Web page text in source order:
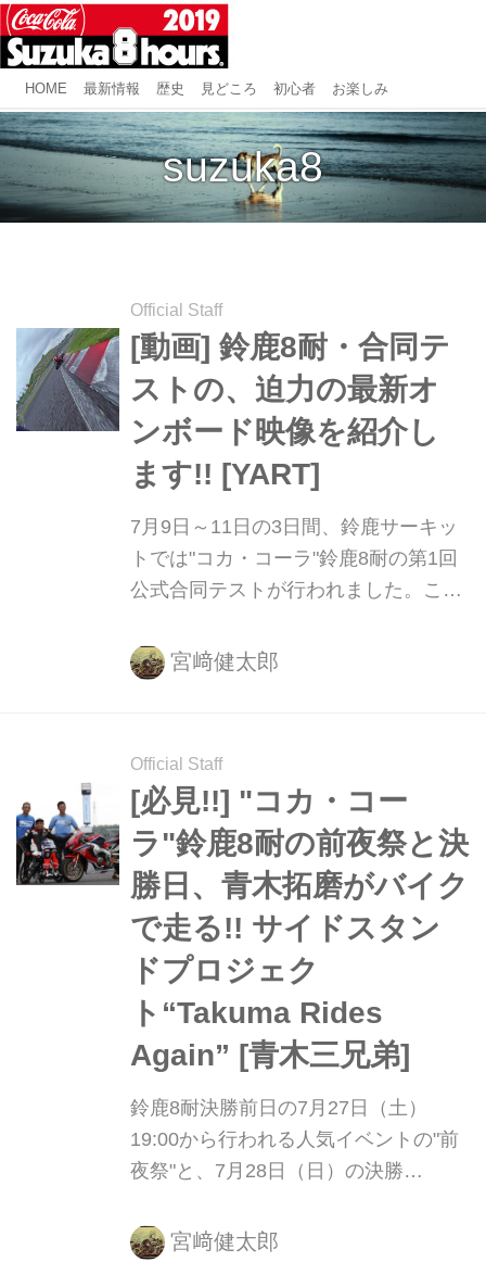
HOME 最新情報 歴史 見どころ 初心者 お楽しみ
suzuka8
Official Staff
[動画] 鈴鹿8耐・合同テ
ストの、迫力の最新オ
ンボード映像を紹介し
ます!! [YART]
7月9日～11日の3日間、鈴鹿サーキッ
トでは"コカ・コーラ"鈴鹿8耐の第1回
公式合同テストが行われました。こち
耐久選手権）レギュラーチームの
YARTのメンバー、ニッコロ・カネパ
宮﨑健太郎
Official Staff
[必見!!] "コカ・コー
ラ"鈴鹿8耐の前夜祭と決
勝日、青木拓磨がバイク
で走る!! サイドスタン
ドプロジェク
ト“Takuma Rides
Again” [青木三兄弟]
鈴鹿8耐決勝前日の7月27日（土）
19:00から行われる人気イベントの"前
夜祭"と、7月28日（日）の決勝
ースGPで活躍した青木拓磨が、久し
ぶりに大観衆の前でレーシングマシン
宮﨑健太郎